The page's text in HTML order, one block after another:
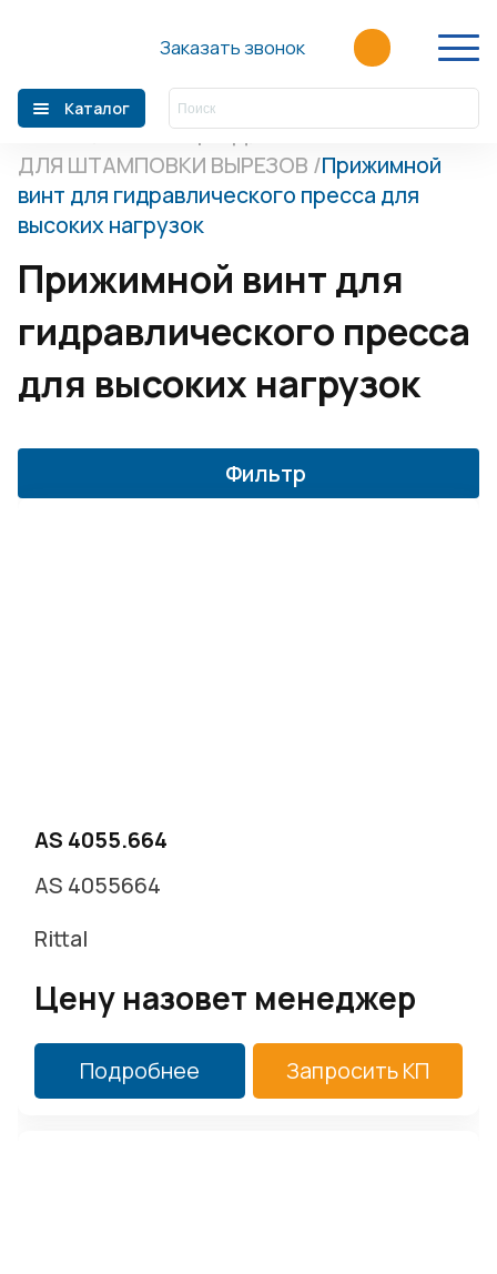
Заказать звонок
Каталог
Главная
О компании
Производители
Акции
Новости
Контакты
+7 (499) 110-39-60
sales@fortre21.ru
компонентов АСУ/Rittal/Rittal Automation
РУЧНЫЕ ИНСТРУМЕНТЫ
ИНСТРУМЕНТЫ ДЛЯ ШТАМПОВКИ ВЫРЕЗОВ
/КОМПЛЕКТУЮЩИЕ ДЛЯ ИНСТРУМЕНТОВ
ДЛЯ ШТАМПОВКИ ВЫРЕЗОВ /Прижимной
винт для гидравлического пресса для
высоких нагрузок
Прижимной винт для
гидравлического пресса
для высоких нагрузок
Фильтр
AS 4055.664
AS 4055664
Rittal
Цену назовет менеджер
Подробнее Запросить КП